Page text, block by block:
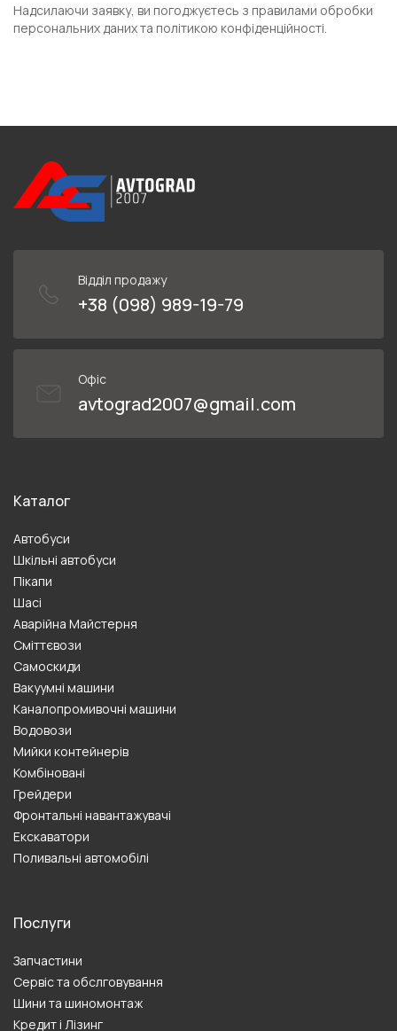
Надсилаючи заявку, ви погоджуєтесь з правилами обробки
персональних даних та політикою конфіденційності.
Каталог
Автобуси
Шкільні автобуси
Пікапи
Шасі
Аварійна Майстерня
Сміттєвози
Самоскиди
Вакуумні машини
Каналопромивочні машини
Водовози
Мийки контейнерів
Комбіновані
Грейдери
Фронтальні навантажувачі
Екскаватори
Поливальні автомобілі
Послуги
Запчастини
Сервіс та обслговування
Шини та шиномонтаж
Кредит і Лізинг
Відділ продажу
+38 (098) 989-19-79
Офіс
avtograd2007@gmail.com